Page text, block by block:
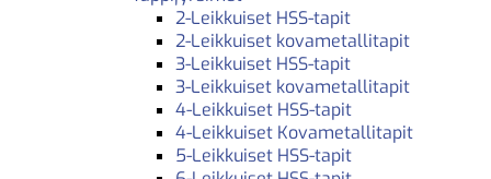
2-Leikkuiset HSS-tapit
2-Leikkuiset kovametallitapit
3-Leikkuiset HSS-tapit
3-Leikkuiset kovametallitapit
4-Leikkuiset HSS-tapit
4-Leikkuiset Kovametallitapit
5-Leikkuiset HSS-tapit